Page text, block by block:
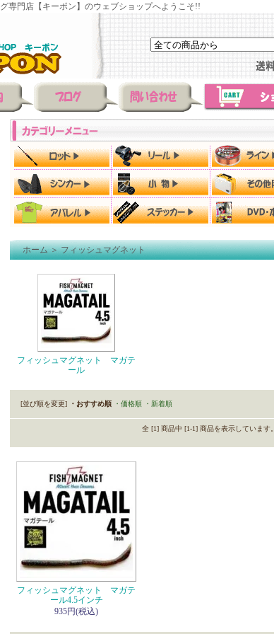
専門店【キーポン】のウェブショップへようこそ!!
ホーム＞フィッシュマグネット
フィッシュマグネット マガテ
ール
[並び順を変更] ・おすすめ順 ・価格順 ・新着順
全 [1] 商品中 [1-1] 商品を表示しています。
フィッシュマグネット マガテ
ール4.5インチ
935円(税込)